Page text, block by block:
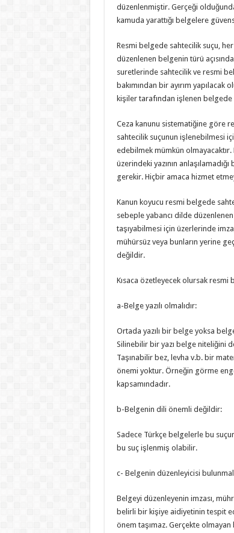
düzenlenmiştir. Gerçeği
kamuda yarattığı belgelere
Resmi belgede sahtecilik suçu,
düzenlenen belgenin türü
suretlerinde sahtecilik ve resmi
bakımından bir ayırım
kişiler tarafından işlenen
Ceza kanunu sistematiğine göre
sahtecilik suçunun işlenebilmesi
edebilmek mümkün olmayacaktır.
üzerindeki yazının
gerekir. Hiçbir amaca hizmet
Kanun koyucu resmi belgede
sebeple yabancı dilde
taşıyabilmesi için üzerlerinde
mühürsüz veya bunların yerine
değildir.
Kısaca özetleyecek olursak resmi
a-Belge yazılı olmalıdır:
Ortada yazılı bir belge yoksa
Silinebilir bir yazı belge niteliğini
Taşınabilir bez, levha v.b. bir
önemi yoktur. Örneğin görme
kapsamındadır.
b-Belgenin dili önemli değildir:
Sadece Türkçe belgelerle bu
bu suç işlenmiş olabilir.
c- Belgenin düzenleyicisi
Belgeyi düzenleyenin imzası,
belirli bir kişiye aidiyetinin tespit
önem taşımaz. Gerçekte